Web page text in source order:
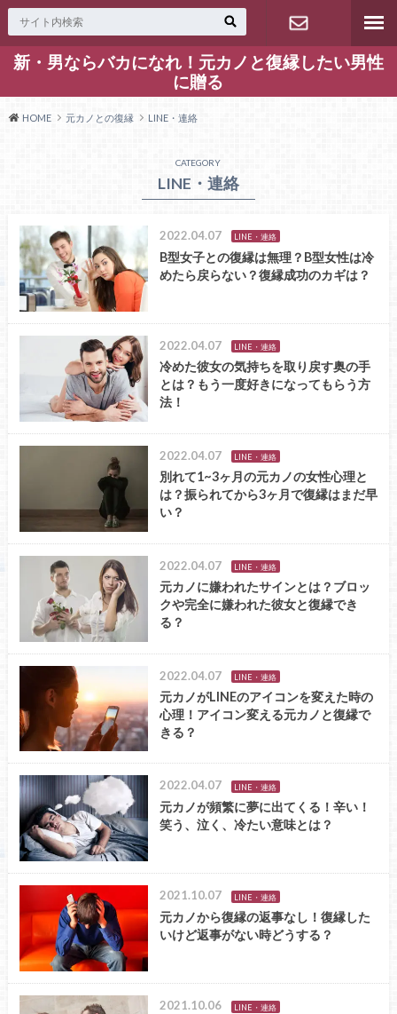
新・男ならバカになれ！元カノと復縁したい男性
に贈る
お問い合わ
HOME 元カノとの復縁 LINE・連絡
CATEGORY
LINE・連絡
2022.04.07 LINE・連絡
B型女子との復縁は無理？B型女性は冷
めたら戻らない？復縁成功のカギは？
2022.04.07 LINE・連絡
冷めた彼女の気持ちを取り戻す奥の手
とは？もう一度好きになってもらう方
法！
2022.04.07 LINE・連絡
別れて1~3ヶ月の元カノの女性心理と
は？振られてから3ヶ月で復縁はまだ早
い？
2022.04.07 LINE・連絡
元カノに嫌われたサインとは？ブロッ
クや完全に嫌われた彼女と復縁でき
る？
2022.04.07 LINE・連絡
元カノがLINEのアイコンを変えた時の
心理！アイコン変える元カノと復縁で
きる？
2022.04.07 LINE・連絡
元カノが頻繁に夢に出てくる！辛い！
笑う、泣く、冷たい意味とは？
2021.10.07 LINE・連絡
元カノから復縁の返事なし！復縁した
いけど返事がない時どうする？
2021.10.06 LINE・連絡